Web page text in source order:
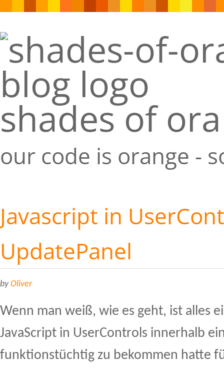
shades of
our code is orange -
Javascript in
UpdatePanel
byOliver
Wenn man weiß, wie es geht, ist alles
JavaScript in UserControls innerhalb
funktionstüchtig zu bekommen hatte